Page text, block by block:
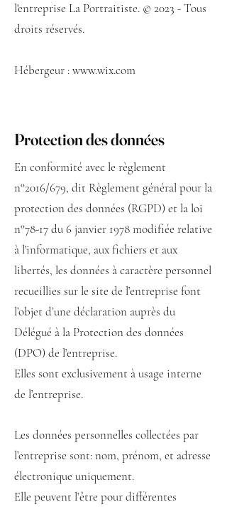
l'entreprise La Portraitiste. © 2023 - Tous
droits réservés.
Hébergeur :www.wix.com
Protection des données
En conformité avec le règlement
n°2016/679, dit Règlement général pour la
protection des données (RGPD) et la loi
n°78-17 du 6 janvier 1978 modifiée relative
à l'informatique, aux fichiers et aux
libertés, les données à caractère personnel
recueillies sur le site de l’entreprise font
l’objet d’une déclaration auprès du
Délégué à la Protection des données
(DPO) de l’entreprise.
Elles sont exclusivement à usage interne
de l’entreprise.
Les données personnelles collectées par
l’entreprise sont: nom, prénom, et adresse
électronique uniquement.
Elle peuvent l’être pour différentes